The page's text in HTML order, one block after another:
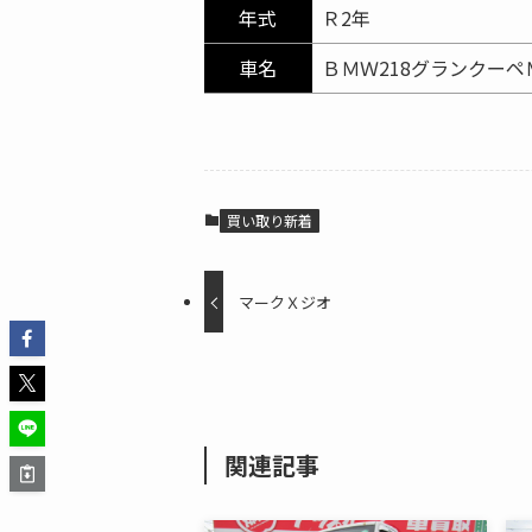
年式
Ｒ2年
車名
ＢＭＷ218グランクーペ
買い取り新着
マークＸジオ
関連記事